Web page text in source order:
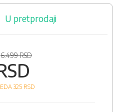
U pretprodaji
6.499 RSD
325 RSD